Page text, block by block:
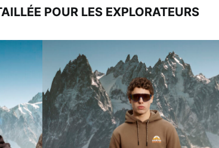
POUR LES EXPLORATEURS